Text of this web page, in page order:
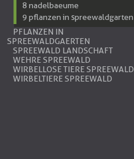
8 nadelbaeume
9 pflanzen in spreewaldgarten
PFLANZEN IN
SPREEWALDGAERTEN
SPREEWALD LANDSCHAFT
WEHRE SPREEWALD
WIRBELLOSE TIERE SPREEWALD
WIRBELTIERE SPREEWALD